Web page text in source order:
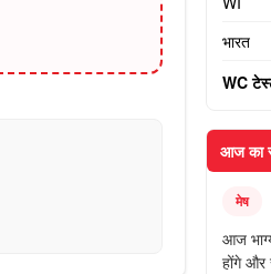
भारत
WC
आज का
मेष
आज
होंगे और